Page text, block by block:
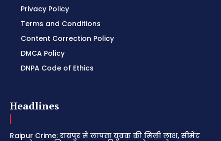
Privacy Policy
Terms and Conditions
Content Correction Policy
DMCA Policy
DNPA Code of Ethics
Headlines
Raipur Crime: रायपुर में लापता युवक की मिली लाश, सीमेंट